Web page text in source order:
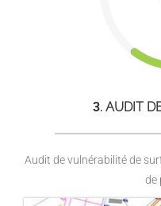
3. AUDIT
Audit de vulnérabilité de
de